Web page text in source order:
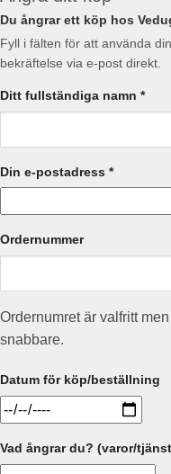
Du ångrar ett köp hos
Fyll i fälten för att använda
bekräftelse via e-post direkt.
Ditt fullständiga namn *
Din e-postadress *
Ordernummer
Ordernumret är valfritt
snabbare.
Datum för köp/beställning
Vad ångrar du? (varor/